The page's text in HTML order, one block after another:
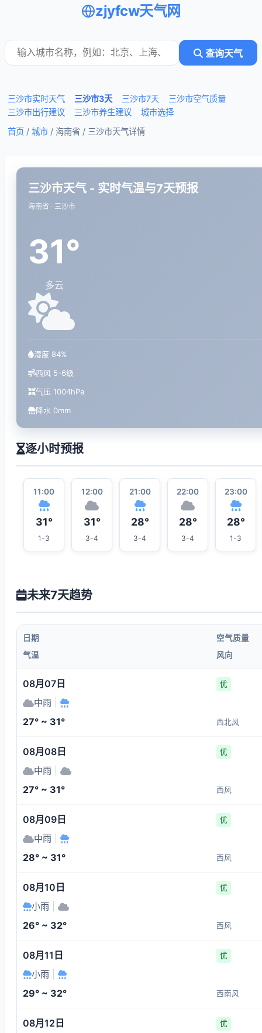
zjyfcw天气网
查询天气
三沙市实时天气 三沙市3天 三沙市7天
三沙市空气质量
三沙市出行建议
三沙市养生建议
城市选择
首页 / 城市 / 海南省 / 三沙市天气详情
三沙市天气 - 实时气温与7天预报
海南省 · 三沙市
31°
多云
湿度 84%
西风 5-6级
气压 1004hPa
降水 0mm
逐小时预报
11:00
31°
1-3
12:00
31°
3-4
21:00
28°
3-4
22:00
28°
3-4
23:00
28°
1-3
未来7天趋势
日期
空气质量
气温
风向
08月07日 优
中雨
27° ~ 31° 西北风
08月08日 优
中雨
27° ~ 31° 西风
08月09日 优
中雨
28° ~ 31° 西风
08月10日 优
小雨
26° ~ 32° 西风
08月11日 优
小雨
29° ~ 32° 西南风
08月12日 优